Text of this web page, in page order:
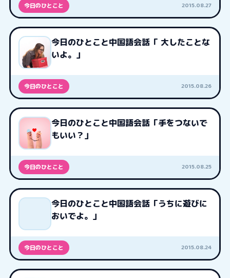
今日のひとこと 2015.08.27
今日のひとこと中国語会話「 大したことな
いよ。」
今日のひとこと 2015.08.26
今日のひとこと中国語会話「手をつないで
もいい？」
今日のひとこと 2015.08.25
今日のひとこと中国語会話「うちに遊びに
おいでよ。」
今日のひとこと 2015.08.24